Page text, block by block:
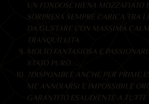
UN FONDOSCHIENA MOZZAFIATO
SORPRESA SEMPRE CARICA TRA
DA GUSTARE CON MASSIMA
TRANQUILLITA
MOLTO FANTASIOSA E
STATO PURO....
?DISPONIBLE ANCHE PER PRIME
ME ANNOIARSI E IMPOSSIBILE
GARANTITO ESAUDIENTE A TUTTE